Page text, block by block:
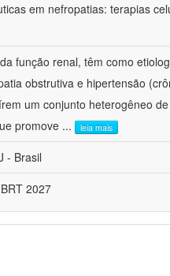
em nefropatias: terapias
função renal, têm como
obstrutiva e hipertensão
um conjunto heterogêneo
promove ... leia mais
- Brasil
2027